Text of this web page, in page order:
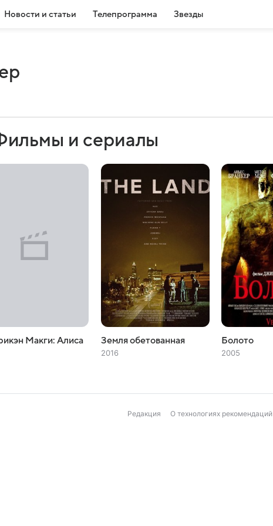
Новости и статьи Телепрограмма Звезды
и сериалы
Макги: Алиса Земля обетованная
2016
Болото
2005
Редакция О технологиях рекомендаций